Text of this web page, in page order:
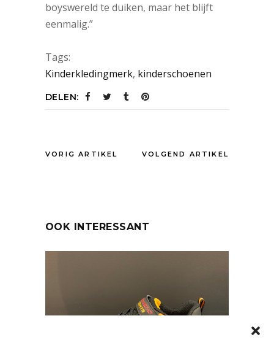
boyswereld te duiken, maar het blijft
eenmalig.”
Tags:
Kinderkledingmerk, kinderschoenen
DELEN:
VORIG ARTIKEL VOLGEND ARTIKEL
OOK INTERESSANT